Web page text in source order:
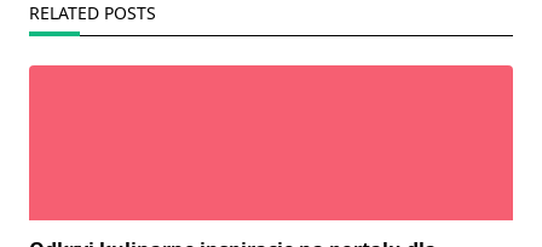
RELATED POSTS